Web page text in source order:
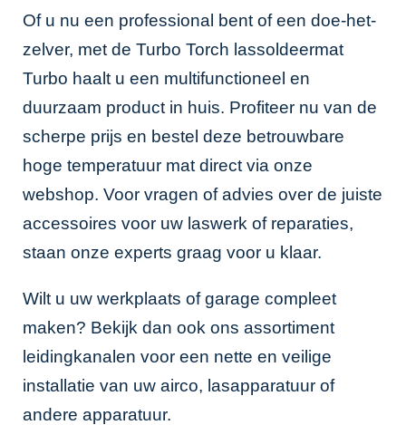
Of u nu een professional bent of een doe-het-
zelver, met de Turbo Torch lassoldeermat
Turbo haalt u een multifunctioneel en
duurzaam product in huis. Profiteer nu van de
scherpe prijs en bestel deze betrouwbare
hoge temperatuur mat direct via onze
webshop. Voor vragen of advies over de juiste
accessoires voor uw laswerk of reparaties,
staan onze experts graag voor u klaar.
Wilt u uw werkplaats of garage compleet
maken? Bekijk dan ook ons assortiment
leidingkanalen voor een nette en veilige
installatie van uw airco, lasapparatuur of
andere apparatuur.